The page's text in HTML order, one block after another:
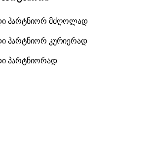
პარტნიორ მძღოლად
პარტნიორ კურიერად
პარტნიორად